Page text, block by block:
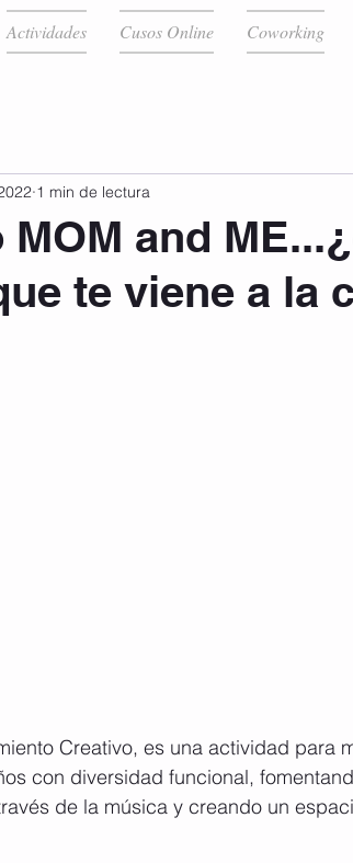
Actividades Cusos Online Coworking
and
te viene a la
1 min de lectura
Creativo, es una actividad para
con diversidad funcional,
de la música y creando un